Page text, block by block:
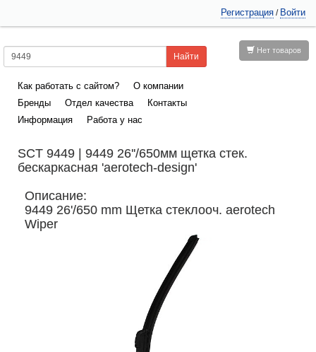
Регистрация / Войти
Нет товаров
Как работать с сайтом?
О компании
Бренды
Отдел качества
Контакты
Информация
Работа у нас
SCT 9449 | 9449 26''/650мм щетка стек.
бескаркасная 'aerotech-design'
Описание:
9449 26'/650 mm Щетка стеклооч. aerotech
Wiper